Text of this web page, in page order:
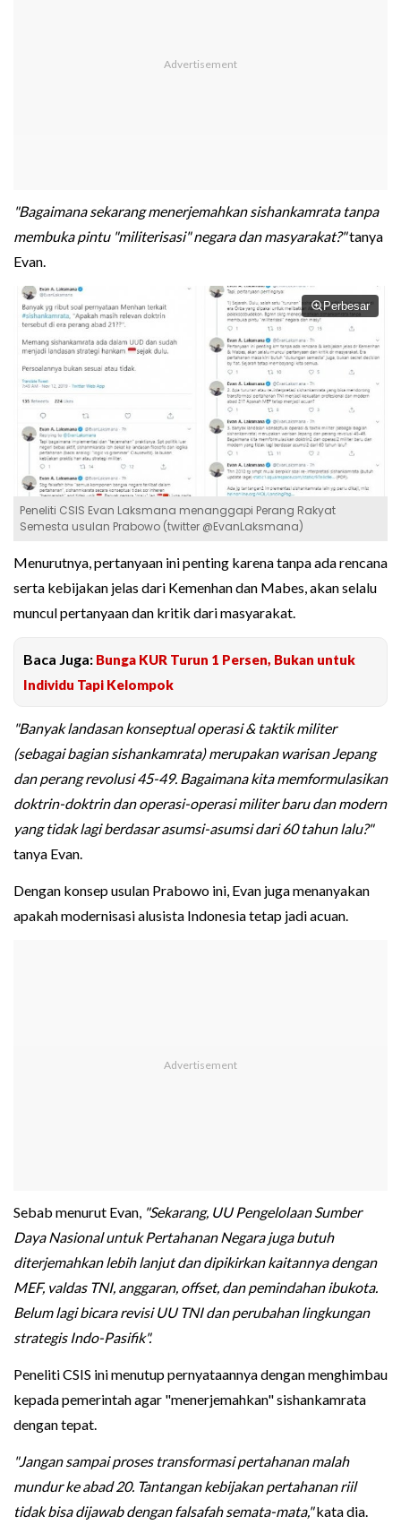
"Bagaimana sekarang menerjemahkan sishankamrata tanpa
membuka pintu "militerisasi" negara dan masyarakat?"tanya
Evan.
Perbesar
Peneliti CSIS Evan Laksmana menanggapi Perang Rakyat
Semesta usulan Prabowo (twitter @EvanLaksmana)
Menurutnya, pertanyaan ini penting karena tanpa ada rencana
serta kebijakan jelas dari Kemenhan dan Mabes, akan selalu
muncul pertanyaan dan kritik dari masyarakat.
Baca Juga: Bunga KUR Turun 1 Persen, Bukan untuk
Individu Tapi Kelompok
"Banyak landasan konseptual operasi & taktik militer
(sebagai bagian sishankamrata) merupakan warisan Jepang
dan perang revolusi 45-49. Bagaimana kita memformulasikan
doktrin-doktrin dan operasi-operasi militer baru dan modern
yang tidak lagi berdasar asumsi-asumsi dari 60 tahun lalu?"
tanya Evan.
Dengan konsep usulan Prabowo ini, Evan juga menanyakan
apakah modernisasi alusista Indonesia tetap jadi acuan.
Sebab menurut Evan, "Sekarang, UU Pengelolaan Sumber
Daya Nasional untuk Pertahanan Negara juga butuh
diterjemahkan lebih lanjut dan dipikirkan kaitannya dengan
MEF, valdas TNI, anggaran, offset, dan pemindahan ibukota.
Belum lagi bicara revisi UU TNI dan perubahan lingkungan
strategis Indo-Pasifik".
Peneliti CSIS ini menutup pernyataannya dengan menghimbau
kepada pemerintah agar "menerjemahkan" sishankamrata
dengan tepat.
"Jangan sampai proses transformasi pertahanan malah
mundur ke abad 20. Tantangan kebijakan pertahanan riil
tidak bisa dijawab dengan falsafah semata-mata,"kata dia.